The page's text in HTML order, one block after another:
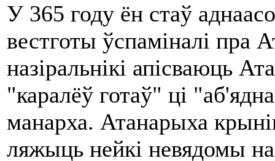
У 365 году ён стаў
вестготы ўспаміналі пра
назіральнікі апісваюць
"каралёў готаў" ці
манарха. Атанарыха
ляжыць нейкі невядомы